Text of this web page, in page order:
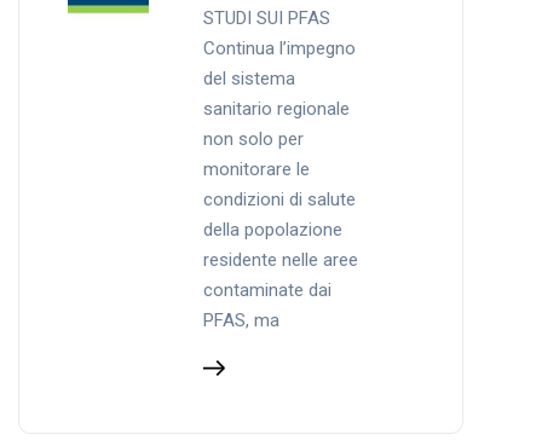
STUDI SUI PFAS
Continua l’impegno
del sistema
sanitario regionale
non solo per
monitorare le
condizioni di salute
della popolazione
residente nelle aree
contaminate dai
PFAS, ma